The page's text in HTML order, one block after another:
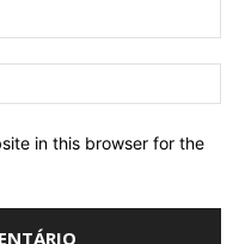
in this browser for the